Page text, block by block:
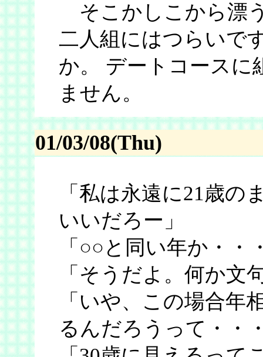
そこかしこから漂
二人組にはつらいで
か。 デートコースに
ません。
01/03/08(Thu)
「私は永遠に21歳の
いいだろー」
「○○と同い年か・・
「そうだよ。何か文
「いや、この場合年
るんだろうって・・